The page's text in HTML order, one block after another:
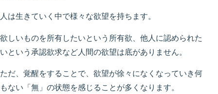
人は生きていく中で様々な欲望を持ちます。
欲しいものを所有したいという所有欲、他人に認められた
いという承認欲求など人間の欲望は底がありません。
ただ、覚醒をすることで、欲望が徐々になくなっていき何
もない「無」の状態を感じることが多くなります。